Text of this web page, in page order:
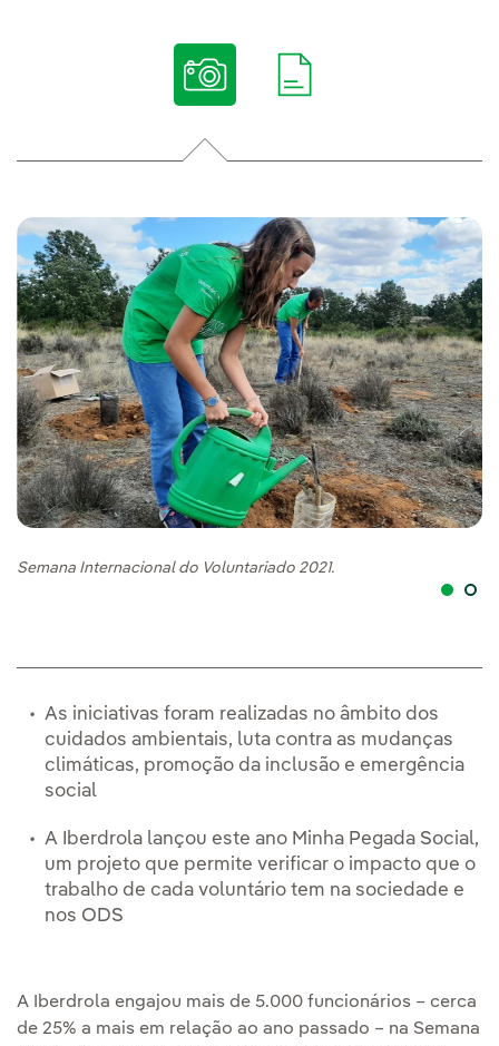
Semana Internacional do Voluntariado 2021.
As iniciativas foram realizadas no âmbito dos
cuidados ambientais, luta contra as mudanças
climáticas, promoção da inclusão e emergência
social
A Iberdrola lançou este ano Minha Pegada Social,
um projeto que permite verificar o impacto que o
trabalho de cada voluntário tem na sociedade e
nos ODS
A Iberdrola engajou mais de 5.000 funcionários – cerca
de 25% a mais em relação ao ano passado – na Semana